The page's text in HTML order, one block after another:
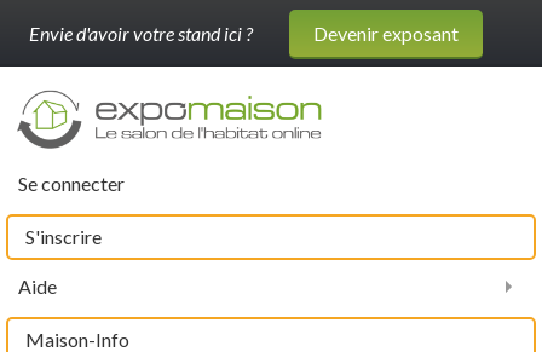
Envie d'avoir votre stand ici ? Devenir exposant
Se connecter
S'inscrire
Aide
Maison-Info